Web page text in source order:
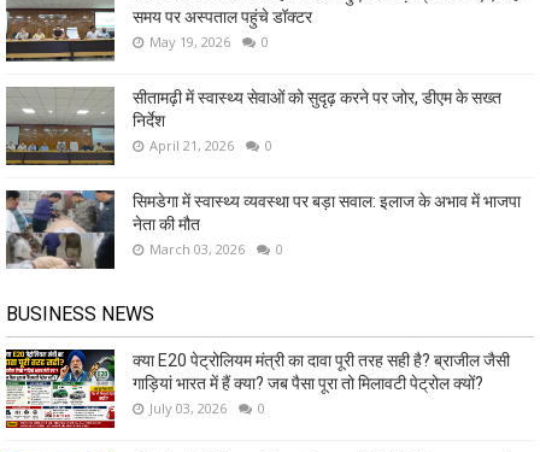
समय पर अस्पताल पहुंचे डॉक्टर
May 19, 2026 0
सीतामढ़ी में स्वास्थ्य सेवाओं को सुदृढ़ करने पर जोर, डीएम के सख्त
निर्देश
April 21, 2026 0
सिमडेगा में स्वास्थ्य व्यवस्था पर बड़ा सवाल: इलाज के अभाव में भाजपा
नेता की मौत
March 03, 2026 0
BUSINESS NEWS
क्या E20 पेट्रोलियम मंत्री का दावा पूरी तरह सही है? ब्राजील जैसी
गाड़ियां भारत में हैं क्या? जब पैसा पूरा तो मिलावटी पेट्रोल क्यों?
July 03, 2026 0